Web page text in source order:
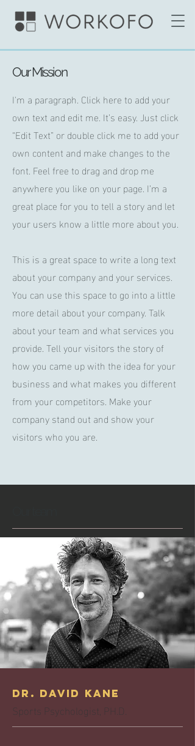
Our Mission
I'm a paragraph. Click here to add your
own text and edit me. It’s easy. Just click
“Edit Text” or double click me to add your
own content and make changes to the
font. Feel free to drag and drop me
anywhere you like on your page. I’m a
great place for you to tell a story and let
your users know a little more about you.
This is a great space to write a long text
about your company and your services.
You can use this space to go into a little
more detail about your company. Talk
about your team and what services you
provide. Tell your visitors the story of
how you came up with the idea for your
business and what makes you different
from your competitors. Make your
company stand out and show your
visitors who you are.
Dr. David Kane
Sports Psychologist, PH.D.